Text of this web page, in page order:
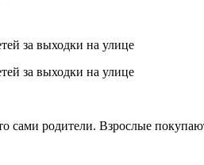
родители. Взрослые